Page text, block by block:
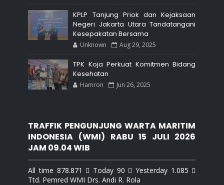
KPLP Tanjung Priok dan Kejaksaan
Negeri Jakarta Utara Tandatangani
Kesepakatan Bersama
Unknown Aug 29, 2025
TPK Koja Perkuat Komitmen Bidang
Kesehatan
Hamron Jun 26, 2025
TRAFFIK PENGUNJUNG WARTA MARITIM
INDONESIA (WMI) RABU 15 JULI 2026
JAM 09.04 WIB
All time 878.871  Today 90  Yesterday 1.085 
Ttd. Pemred WMI Drs. Andi R. Rola